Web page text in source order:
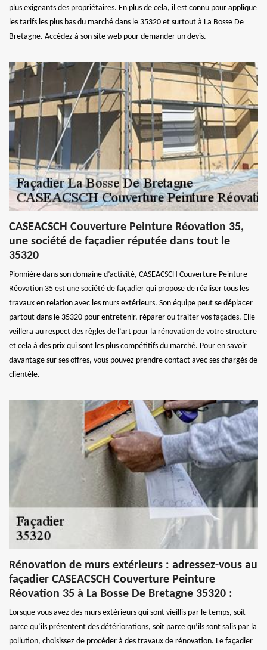
plus exigeants des propriétaires. En plus de cela, il est connu pour applique
les tarifs les plus bas du marché dans le 35320 et surtout à La Bosse De
Bretagne. Accédez à son site web pour demander un devis.
CASEACSCH Couverture Peinture Réovation 35,
une société de façadier réputée dans tout le
35320
Pionnière dans son domaine d’activité, CASEACSCH Couverture Peinture
Réovation 35 est une société de façadier qui propose de réaliser tous les
travaux en relation avec les murs extérieurs. Son équipe peut se déplacer
partout dans le 35320 pour entretenir, réparer ou traiter vos façades. Elle
veillera au respect des règles de l’art pour la rénovation de votre structure
et cela à des prix qui sont les plus compétitifs du marché. Pour en savoir
davantage sur ses offres, vous pouvez prendre contact avec ses chargés de
clientèle.
Rénovation de murs extérieurs : adressez-vous au
façadier CASEACSCH Couverture Peinture
Réovation 35 à La Bosse De Bretagne 35320 :
Lorsque vous avez des murs extérieurs qui sont vieillis par le temps, soit
parce qu’ils présentent des détériorations, soit parce qu’ils sont salis par la
pollution, choisissez de procéder à des travaux de rénovation. Le façadier